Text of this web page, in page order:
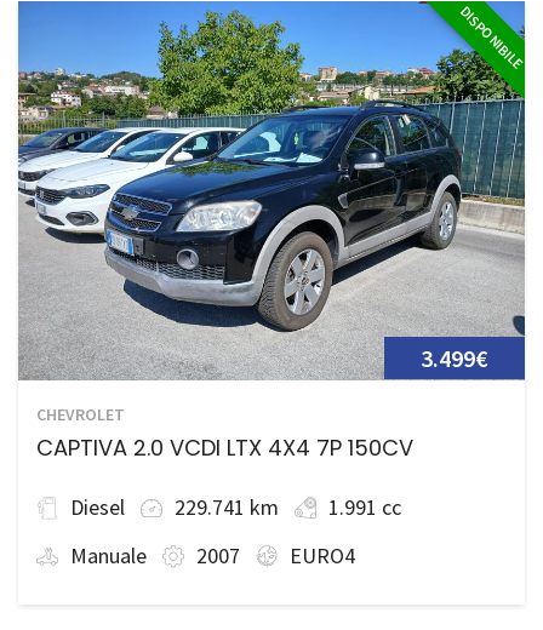
DISPONIBILE
3.499€
CHEVROLET
CAPTIVA 2.0 VCDI LTX 4X4 7P 150CV
Diesel 229.741 km
1.991 cc
Manuale
2007 EURO4